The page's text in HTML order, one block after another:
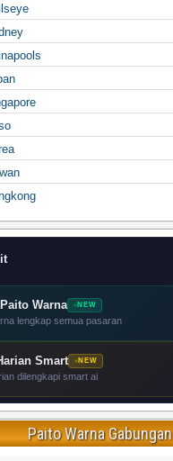
Warna NEW
lengkap semua pasaran
Smart NEW
dilengkapi smart ai
Paito Warna Gabungan